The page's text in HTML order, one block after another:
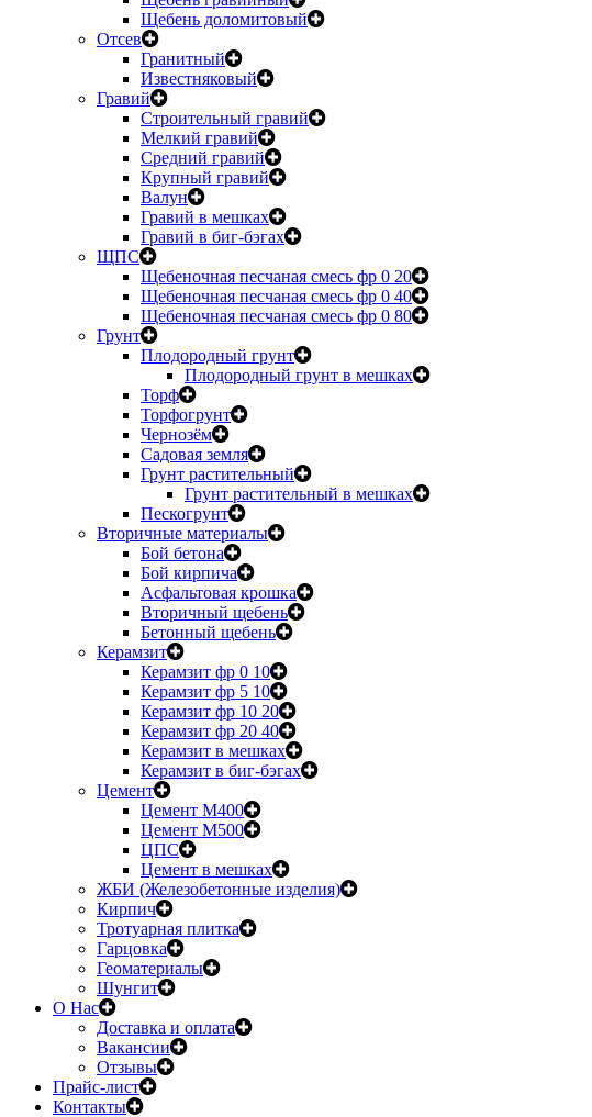
Щебень доломитовый
Отсев
Гранитный
Известняковый
Гравий
Строительный гравий
Мелкий гравий
Средний гравий
Крупный гравий
Валун
Гравий в мешках
Гравий в биг-бэгах
ЩПС
Щебеночная песчаная смесь фр 0 20
Щебеночная песчаная смесь фр 0 40
Щебеночная песчаная смесь фр 0 80
Грунт
Плодородный грунт
Плодородный грунт в мешках
Торф
Торфогрунт
Чернозём
Садовая земля
Грунт растительный
Грунт растительный в мешках
Пескогрунт
Вторичные материалы
Бой бетона
Бой кирпича
Асфальтовая крошка
Вторичный щебень
Бетонный щебень
Керамзит
Керамзит фр 0 10
Керамзит фр 5 10
Керамзит фр 10 20
Керамзит фр 20 40
Керамзит в мешках
Керамзит в биг-бэгах
Цемент
Цемент М400
Цемент М500
ЦПС
Цемент в мешках
ЖБИ (Железобетонные изделия)
Кирпич
Тротуарная плитка
Гарцовка
Геоматериалы
Шунгит
О Нас
Доставка и оплата
Вакансии
Отзывы
Прайс-лист
Контакты